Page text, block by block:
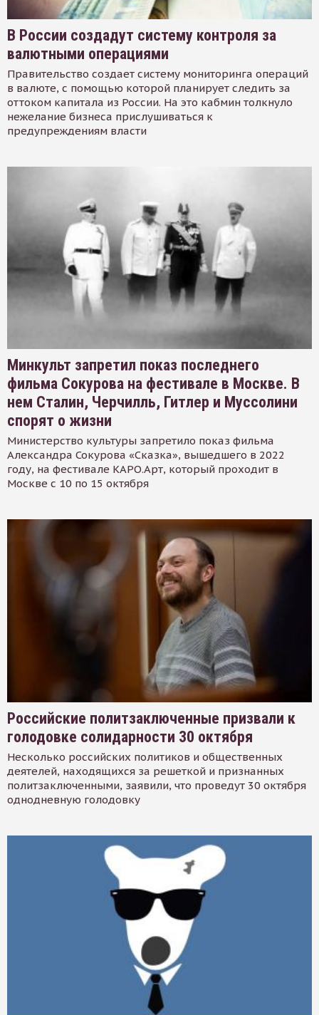
В России создадут систему контроля за
валютными операциями
Правительство создает систему мониторинга операций
в валюте, с помощью которой планирует следить за
оттоком капитала из России. На это кабмин толкнуло
нежелание бизнеса прислушиваться к
предупреждениям власти
Минкульт запретил показ последнего
фильма Сокурова на фестивале в Москве. В
нем Сталин, Черчилль, Гитлер и Муссолини
спорят о жизни
Министерство культуры запретило показ фильма
Александра Сокурова «Сказка», вышедшего в 2022
году, на фестивале КАРО.Арт, который проходит в
Москве с 10 по 15 октября
Российские политзаключенные призвали к
голодовке солидарности 30 октября
Несколько российских политиков и общественных
деятелей, находящихся за решеткой и признанных
политзаключенными, заявили, что проведут 30 октября
однодневную голодовку